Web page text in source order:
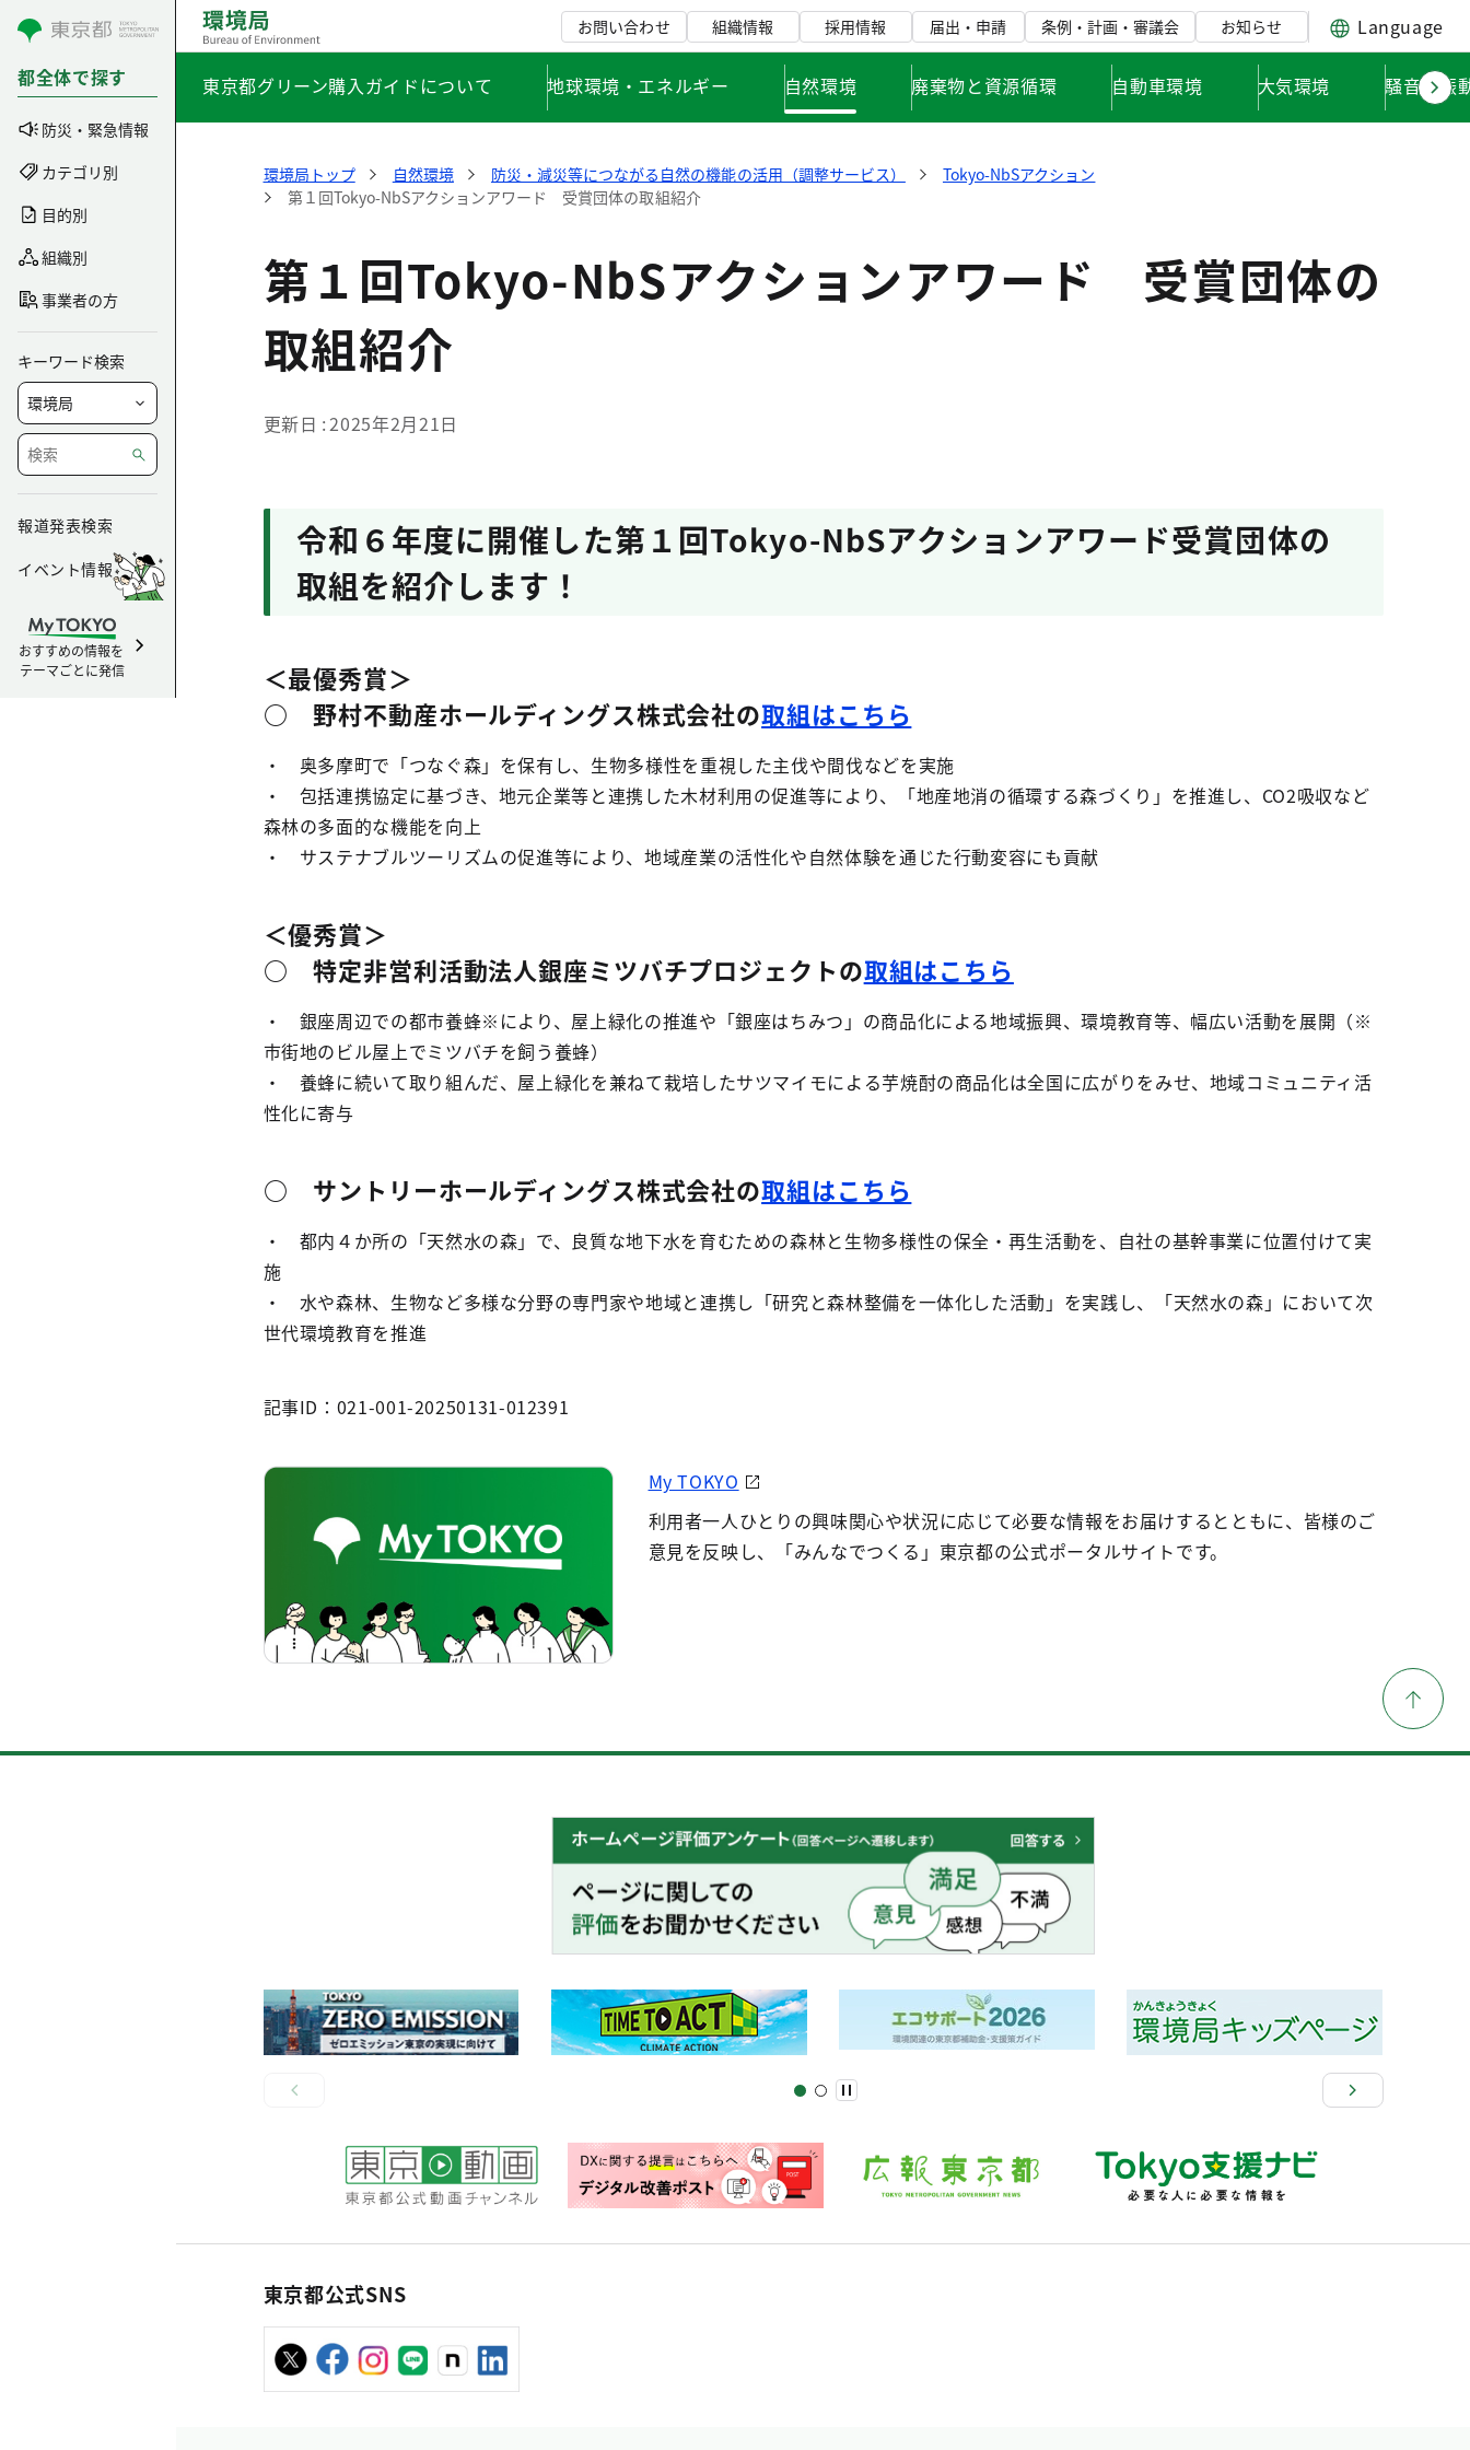
コンテンツにスキップ
都全体で探す
防災・緊急情報
カテゴリ別
目的別
組織別
事業者の方
キーワード検索
報道発表検索
イベント情報
おすすめの情報を
テーマごとに発信
お問い合わせ 組織情報 採用情報 届出・申請 条例・計画・審議会 お知らせ Language
東京都グリーン購入ガイドについて 地球環境・エネルギー 自然環境 廃棄物と資源循環 自動車環境 大気環境 騒音・振
環境局トップ 自然環境 防災・減災等につながる自然の機能の活用（調整サービス）
Tokyo-NbSアクション
第１回Tokyo-NbSアクションアワード 受賞団体の取組紹介
第１回Tokyo-NbSアクションアワード 受賞団体の
取組紹介
更新日 2025年2月21日
令和６年度に開催した第１回Tokyo-NbSアクションアワード受賞団体の
取組を紹介します！
＜最優秀賞＞
○ 野村不動産ホールディングス株式会社の取組はこちら
・ 奥多摩町で「つなぐ森」を保有し、生物多様性を重視した主伐や間伐などを実施
・ 包括連携協定に基づき、地元企業等と連携した木材利用の促進等により、「地産地消の循環する森づくり」を推進し、CO2吸収など
森林の多面的な機能を向上
・ サステナブルツーリズムの促進等により、地域産業の活性化や自然体験を通じた行動変容にも貢献
＜優秀賞＞
○ 特定非営利活動法人銀座ミツバチプロジェクトの取組はこちら
・ 銀座周辺での都市養蜂※により、屋上緑化の推進や「銀座はちみつ」の商品化による地域振興、環境教育等、幅広い活動を展開（※
市街地のビル屋上でミツバチを飼う養蜂）
・ 養蜂に続いて取り組んだ、屋上緑化を兼ねて栽培したサツマイモによる芋焼酎の商品化は全国に広がりをみせ、地域コミュニティ活
性化に寄与
○ サントリーホールディングス株式会社の取組はこちら
・ 都内４か所の「天然水の森」で、良質な地下水を育むための森林と生物多様性の保全・再生活動を、自社の基幹事業に位置付けて実
施
・ 水や森林、生物など多様な分野の専門家や地域と連携し「研究と森林整備を一体化した活動」を実践し、「天然水の森」において次
世代環境教育を推進
記事ID：021-001-20250131-012391
My TOKYO
利用者一人ひとりの興味関心や状況に応じて必要な情報をお届けするとともに、皆様のご
意見を反映し、「みんなでつくる」東京都の公式ポータルサイトです。
東京都公式SNS